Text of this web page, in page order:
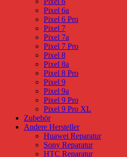
Pixel 6a
Pixel 6 Pro
Pixel 7
Pixel 7a
Pixel 7 Pro
Pixel 8
Pixel 8a
Pixel 8 Pro
Pixel 9
Pixel 9a
Pixel 9 Pro
Pixel 9 Pro XL
Zubehör
Andere Hersteller
Huawei Reparatur
Sony Reparatur
HTC Reparatur